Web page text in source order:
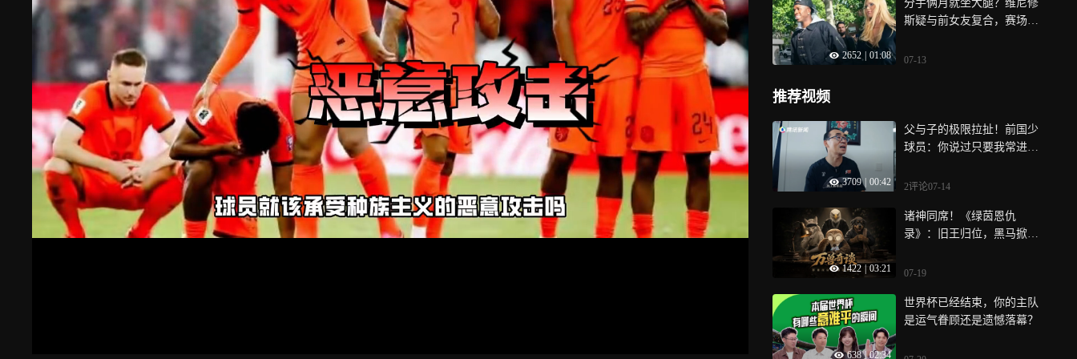
2652 01:08
分手俩月就坐大腿？维尼修
斯疑与前女友复合，赛场失
07-13
推荐视频
3709 00:42
父与子的极限拉扯！前国少
球员：你说过只要我常进国
2评论07-14
1422 | 03:21
诸神同席！《绿茵恩仇
录》：旧王归位，黑马掀
07-19
638 | 02:34
世界杯已经结束，你的主队
是运气眷顾还是遗憾落幕？